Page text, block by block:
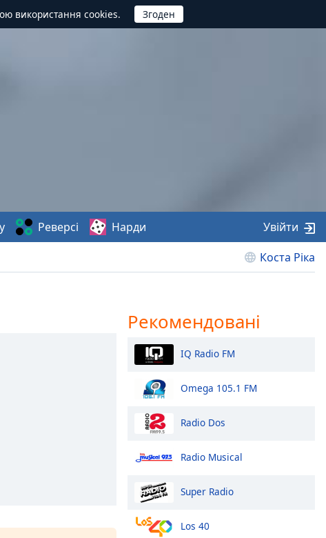
використання cookies.
Коста Ріка
Реверсі Нарди Увійти
Рекомендовані
IQ Radio FM
Omega 105.1 FM
Radio Dos
Radio Musical
Super Radio
Los 40